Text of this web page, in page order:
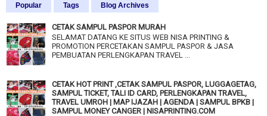
Popular Tags Blog Archives
CETAK SAMPUL PASPOR MURAH
SELAMAT DATANG KE SITUS WEB NISA PRINTING &
PROMOTION PERCETAKAN SAMPUL PASPOR & JASA
PEMBUATAN PERLENGKAPAN TRAVEL ...
CETAK HOT PRINT ,CETAK SAMPUL PASPOR, LUGGAGETAG,
SAMPUL TICKET, TALI ID CARD, PERLENGKAPAN TRAVEL,
TRAVEL UMROH | MAP IJAZAH | AGENDA | SAMPUL BPKB |
SAMPUL MONEY CANGER | NISAPRINTING.COM